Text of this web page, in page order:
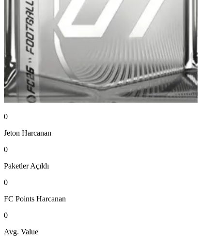
0
Jeton Harcanan
0
Paketler Açıldı
0
FC Points Harcanan
0
Avg. Value